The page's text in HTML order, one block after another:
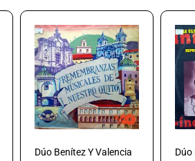
Dúo Benítez Y Valencia
Dúo